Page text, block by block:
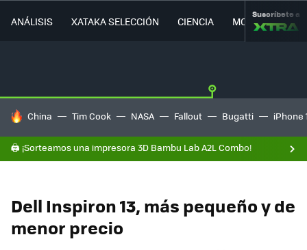
ANÁLISIS XATAKA SELECCIÓN CIENCIA MOVILIDAD
Suscríbete a
HOY SE HABLA DE
China Tim Cook NASA Fallout Bugatti iPhone
🖨️ ¡Sorteamos una impresora 3D Bambu Lab A2L Combo!
Dell Inspiron 13, más pequeño y de
menor precio